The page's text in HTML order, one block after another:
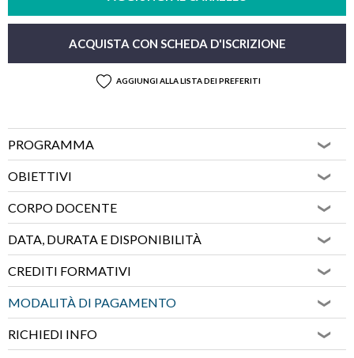
ACQUISTA CON SCHEDA D'ISCRIZIONE
AGGIUNGI ALLA LISTA DEI PREFERITI
PROGRAMMA
OBIETTIVI
CORPO DOCENTE
DATA, DURATA E DISPONIBILITÀ
CREDITI FORMATIVI
MODALITÀ DI PAGAMENTO
RICHIEDI INFO